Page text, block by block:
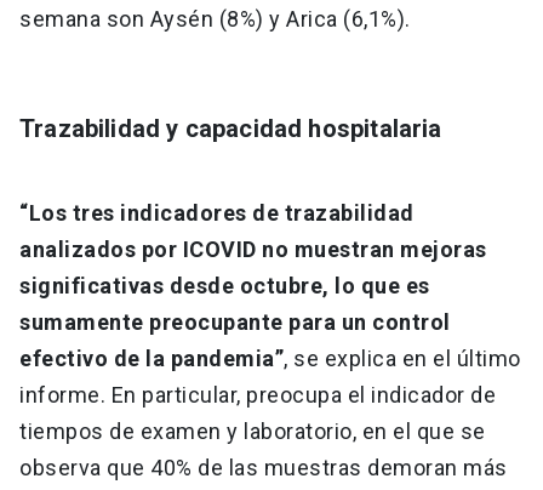
semana son Aysén (8%) y Arica (6,1%).
Trazabilidad y capacidad hospitalaria
“Los tres indicadores de trazabilidad
analizados por ICOVID no muestran mejoras
significativas desde octubre, lo que es
sumamente preocupante para un control
efectivo de la pandemia”, se explica en el último
informe. En particular, preocupa el indicador de
tiempos de examen y laboratorio, en el que se
observa que 40% de las muestras demoran más